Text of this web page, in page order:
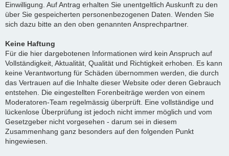
Einwilligung. Auf Antrag erhalten Sie unentgeltlich Auskunft zu den
über Sie gespeicherten personenbezogenen Daten. Wenden Sie
sich dazu bitte an den oben genannten Ansprechpartner.
Keine Haftung
Für die hier dargebotenen Informationen wird kein Anspruch auf
Vollständigkeit, Aktualität, Qualität und Richtigkeit erhoben. Es kann
keine Verantwortung für Schäden übernommen werden, die durch
das Vertrauen auf die Inhalte dieser Website oder deren Gebrauch
entstehen. Die eingestellten Forenbeiträge werden von einem
Moderatoren-Team regelmässig überprüft. Eine vollständige und
lückenlose Überprüfung ist jedoch nicht immer möglich und vom
Gesetzgeber nicht vorgesehen - darum sei in diesem
Zusammenhang ganz besonders auf den folgenden Punkt
hingewiesen.